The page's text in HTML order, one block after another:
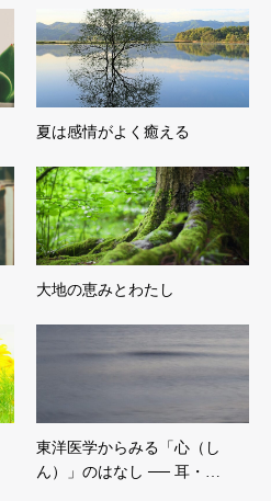
夏は感情がよく癒える
大地の恵みとわたし
東洋医学からみる「心（し
ん）」のはなし ── 耳・…